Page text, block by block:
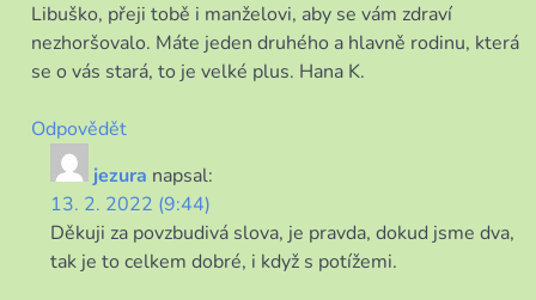
Libuško, přeji tobě i manželovi, aby se vám zdraví
nezhoršovalo. Máte jeden druhého a hlavně rodinu, která
se o vás stará, to je velké plus. Hana K.
Odpovědět
jezura napsal:
13. 2. 2022 (9:44)
Děkuji za povzbudivá slova, je pravda, dokud jsme dva,
tak je to celkem dobré, i když s potížemi.